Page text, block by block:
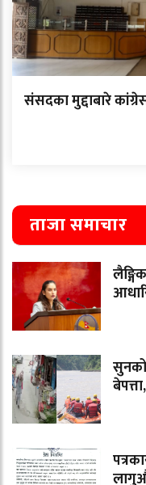
संसदका मुद्दाबारे
ताजा समाचार